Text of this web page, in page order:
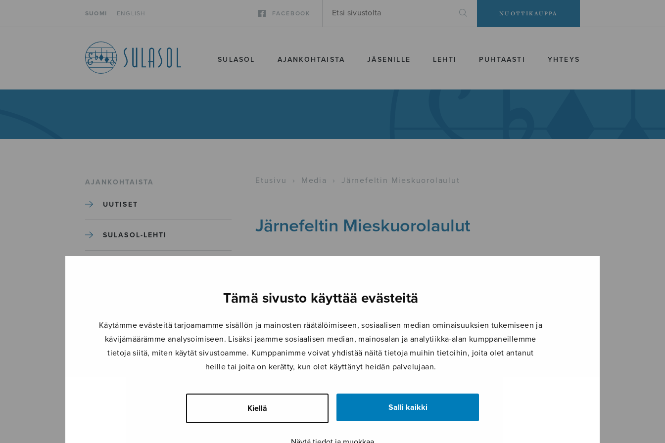
Tämä sivusto käyttää evästeitä
Käytämme evästeitä tarjoamamme sisällön ja mainosten räätälöimiseen, sosiaalisen median ominaisuuksien tukemiseen ja
kävijämäärämme analysoimiseen. Lisäksi jaamme sosiaalisen median, mainosalan ja analytiikka-alan kumppaneillemme
tietoja siitä, miten käytät sivustoamme. Kumppanimme voivat yhdistää näitä tietoja muihin tietoihin, joita olet antanut
heille tai joita on kerätty, kun olet käyttänyt heidän palvelujaan.
Kiellä Salli kaikki
SUOMI ENGLISH FACEBOOK NUOTTIKAUPPA
SULASOL AJANKOHTAISTA JÄSENILLE LEHTI PUHTAASTI YHTEYS
AJANKOHTAISTA
UUTISET
SULASOL-LEHTI
TAPAHTUMAT
ILMOITA TAPAHTUMA
Etusivu › Media › Järnefeltin Mieskuorolaulut
Järnefeltin Mieskuorolaulut